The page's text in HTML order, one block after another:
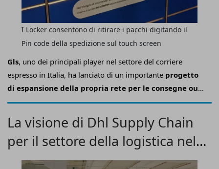
Gls, uno dei principali player nel settore del corriere
espresso in Italia, ha lanciato di un importante progetto
di espansione della propria rete per le consegne out-
of-home.
I Locker consentono di ritirare i pacchi digitando il
Pin code della spedizione sul touch screen
La visione di Dhl Supply Chain
per il settore della logistica nel
2025